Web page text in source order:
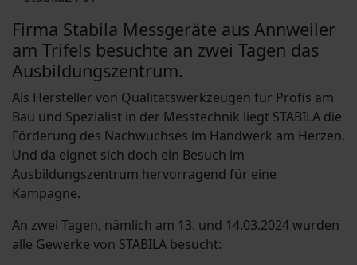
Firma Stabila Messgeräte aus Annweiler
am Trifels besuchte an zwei Tagen das
Ausbildungszentrum.
Als Hersteller von Qualitätswerkzeugen für Profis am
Bau und Spezialist in der Messtechnik liegt STABILA die
Förderung des Nachwuchses im Handwerk am Herzen.
Und da eignet sich doch ein Besuch im
Ausbildungszentrum hervorragend für eine
Kampagne.
An zwei Tagen, nämlich am 13. und 14.03.2024 wurden
alle Gewerke von STABILA besucht: